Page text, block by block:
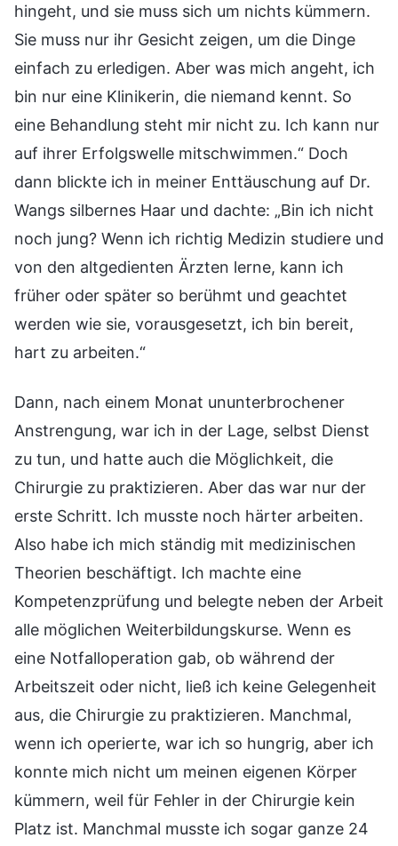
hingeht, und sie muss sich um nichts kümmern.
Sie muss nur ihr Gesicht zeigen, um die Dinge
einfach zu erledigen. Aber was mich angeht, ich
bin nur eine Klinikerin, die niemand kennt. So
eine Behandlung steht mir nicht zu. Ich kann nur
auf ihrer Erfolgswelle mitschwimmen.“ Doch
dann blickte ich in meiner Enttäuschung auf Dr.
Wangs silbernes Haar und dachte: „Bin ich nicht
noch jung? Wenn ich richtig Medizin studiere und
von den altgedienten Ärzten lerne, kann ich
früher oder später so berühmt und geachtet
werden wie sie, vorausgesetzt, ich bin bereit,
hart zu arbeiten.“
Dann, nach einem Monat ununterbrochener
Anstrengung, war ich in der Lage, selbst Dienst
zu tun, und hatte auch die Möglichkeit, die
Chirurgie zu praktizieren. Aber das war nur der
erste Schritt. Ich musste noch härter arbeiten.
Also habe ich mich ständig mit medizinischen
Theorien beschäftigt. Ich machte eine
Kompetenzprüfung und belegte neben der Arbeit
alle möglichen Weiterbildungskurse. Wenn es
eine Notfalloperation gab, ob während der
Arbeitszeit oder nicht, ließ ich keine Gelegenheit
aus, die Chirurgie zu praktizieren. Manchmal,
wenn ich operierte, war ich so hungrig, aber ich
konnte mich nicht um meinen eigenen Körper
kümmern, weil für Fehler in der Chirurgie kein
Platz ist. Manchmal musste ich sogar ganze 24